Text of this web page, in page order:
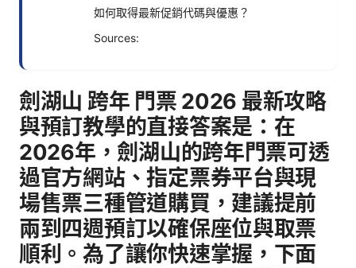
如何取得最新促銷代碼與優惠？
Sources:
劍湖山 跨年 門票 2026 最新攻略
與預訂教學的直接答案是：在
2026年，劍湖山的跨年門票可透
過官方網站、指定票券平台與現
場售票三種管道購買，建議提前
兩到四週預訂以確保座位與取票
順利。為了讓你快速掌握，下面